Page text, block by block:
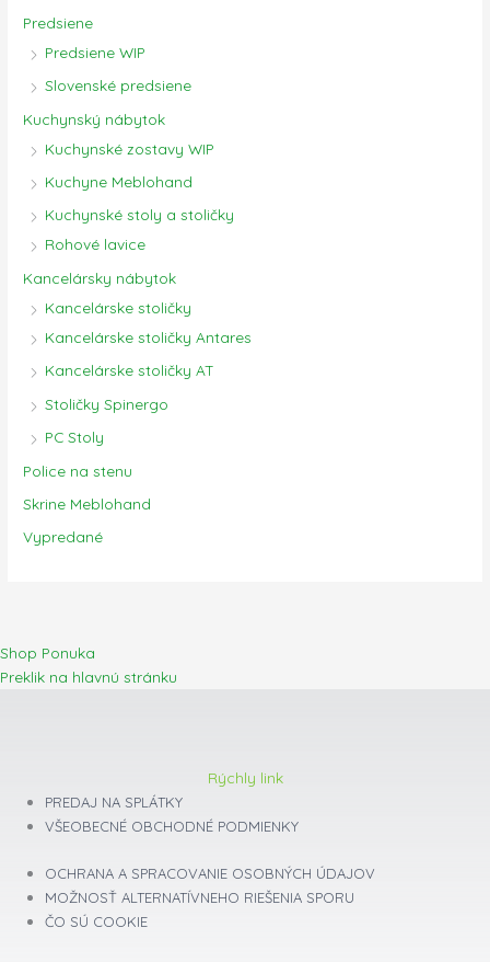
Predsiene
Predsiene WIP
Slovenské predsiene
Kuchynský nábytok
Kuchynské zostavy WIP
Kuchyne Meblohand
Kuchynské stoly a stoličky
Rohové lavice
Kancelársky nábytok
Kancelárske stoličky
Kancelárske stoličky Antares
Kancelárske stoličky AT
Stoličky Spinergo
PC Stoly
Police na stenu
Skrine Meblohand
Vypredané
Shop Ponuka
Preklik na hlavnú stránku
Rýchly link
PREDAJ NA SPLÁTKY
VŠEOBECNÉ OBCHODNÉ PODMIENKY
OCHRANA A SPRACOVANIE OSOBNÝCH ÚDAJOV
MOŽNOSŤ ALTERNATÍVNEHO RIEŠENIA SPORU
ČO SÚ COOKIE